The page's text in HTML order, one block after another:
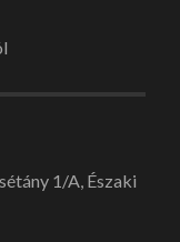
1/A, Északi